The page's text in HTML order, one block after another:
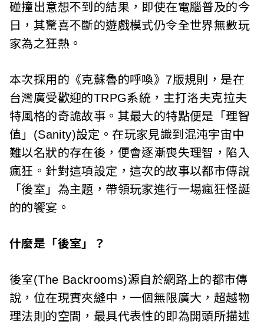
碰撞出意想不到的結果，即使在電腦普及的今
日，其驚喜不斷的遊戲模式仍令全世界無數玩
家為之狂熱。
本次採用的《克蘇魯的呼喚》7版規則，是在
台灣廣受歡迎的TRPG系統，主打洛夫克拉夫
特風格的奇詭故事。其最大的特點便是「理智
值」(Sanity)設定。在玩家見識到混沌宇宙中
難以名狀的存在後，便會逐漸喪失理智，陷入
瘋狂。針對這項設定，這次的故事以都市傳說
「後室」為主題，帶領玩家進行一場瘋狂怪誕
的的饗宴。
什麼是「後室」？
後室(The Backrooms)源自於網路上的都市傳
說，位在現實夾縫中，一個無限廣大，超越物
理法則的空間，最具代表性的即為開頭所描述